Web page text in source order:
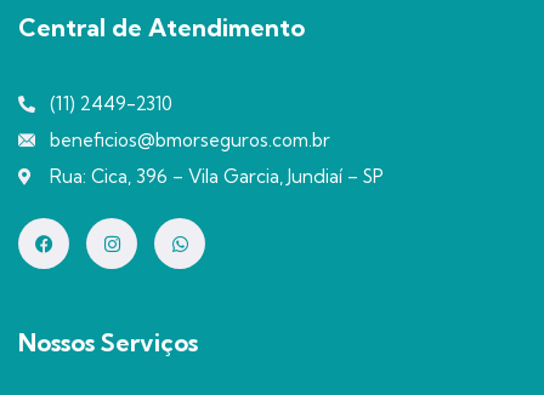
Central de Atendimento
(11) 2449-2310
beneficios@bmorseguros.com.br
Rua: Cica, 396 – Vila Garcia, Jundiaí – SP
Nossos Serviços